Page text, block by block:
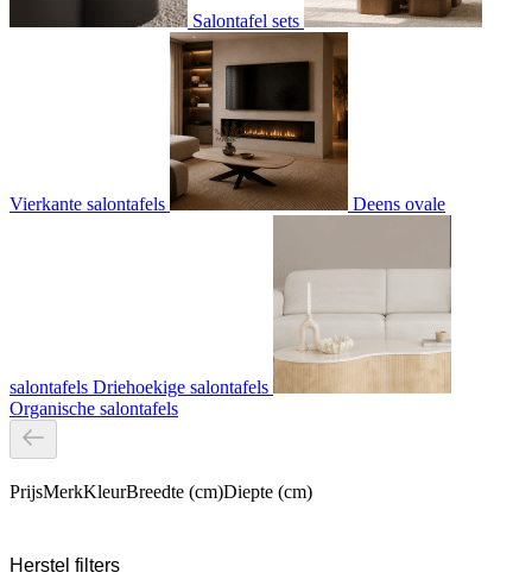
Salontafel sets
Vierkante salontafels Deens ovale
salontafels Driehoekige salontafels
Organische salontafels
PrijsMerkKleurBreedte (cm)Diepte (cm)
Herstel filters